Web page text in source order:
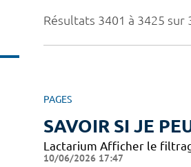
Résultats 3401 à 3425 sur
PAGES
SAVOIR SI JE
Lactarium Afficher le
10/06/2026 17:47